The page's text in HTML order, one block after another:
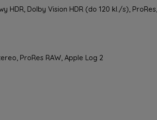
Dolby Vision HDR (do 120 kl./s), ProRes,
ProRes RAW, Apple Log 2